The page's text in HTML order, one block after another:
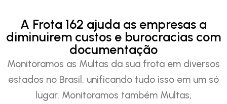
A Frota 162 ajuda as empresas a
diminuirem custos e burocracias com
documentação
Monitoramos as Multas da sua frota em diversos
estados no Brasil, unificando tudo isso em um só
lugar. Monitoramos também Multas,